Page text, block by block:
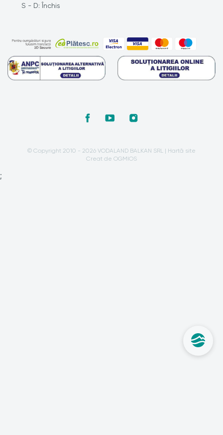
S - D: Închis
© Copyright 2010 - 2026 VODALAND BALKAN SRL | Hartă site
Creat de OGMIOS
;